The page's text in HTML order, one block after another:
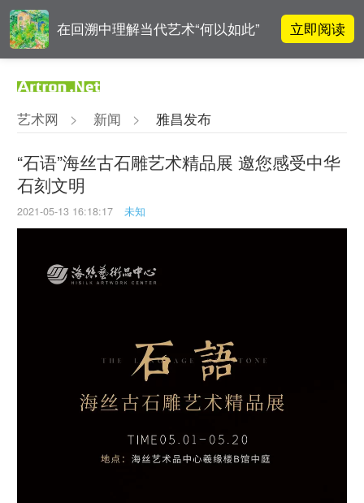
在回溯中理解当代艺术“何以如此” 立即阅读
影响力榜单
对话 | 在开放和自由中确立艺术价
值
阿拉里奥画廊上海转型：为何要成
为策展式艺术商业综合体？
艺术网 > 新闻 > 雅昌发布
​“石语”海丝古石雕艺术精品展 邀您感受中华
石刻文明
2021-05-13 16:18:17 未知